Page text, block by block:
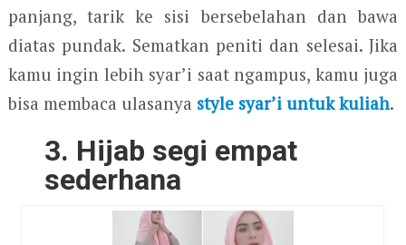
panjang, tarik ke sisi bersebelahan dan bawa
diatas pundak. Sematkan peniti dan selesai. Jika
kamu ingin lebih syar’i saat ngampus, kamu juga
bisa membaca ulasanya style syar’i untuk kuliah.
3. Hijab segi empat
sederhana